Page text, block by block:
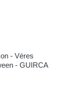
- Véres
- GUIRCA